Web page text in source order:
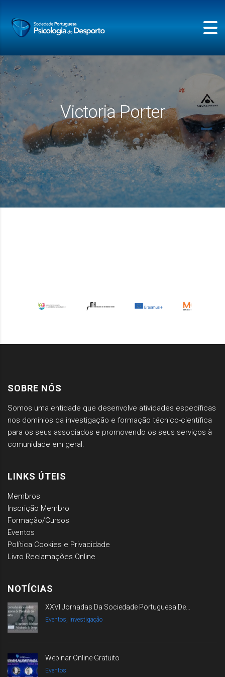
Victoria Porter
SOBRE NÓS
Somos uma entidade que desenvolve atividades específicas
nos domínios da investigação e formação técnico-científica
para os seus associados e promovendo os seus serviços à
comunidade em geral.
LINKS ÚTEIS
Membros
Inscrição Membro
Formação/Cursos
Eventos
Política Cookies e Privacidade
Livro Reclamações Online
NOTÍCIAS
XXVI Jornadas Da Sociedade Portuguesa De...
Eventos, Investigação
Webinar Online Gratuito
Eventos